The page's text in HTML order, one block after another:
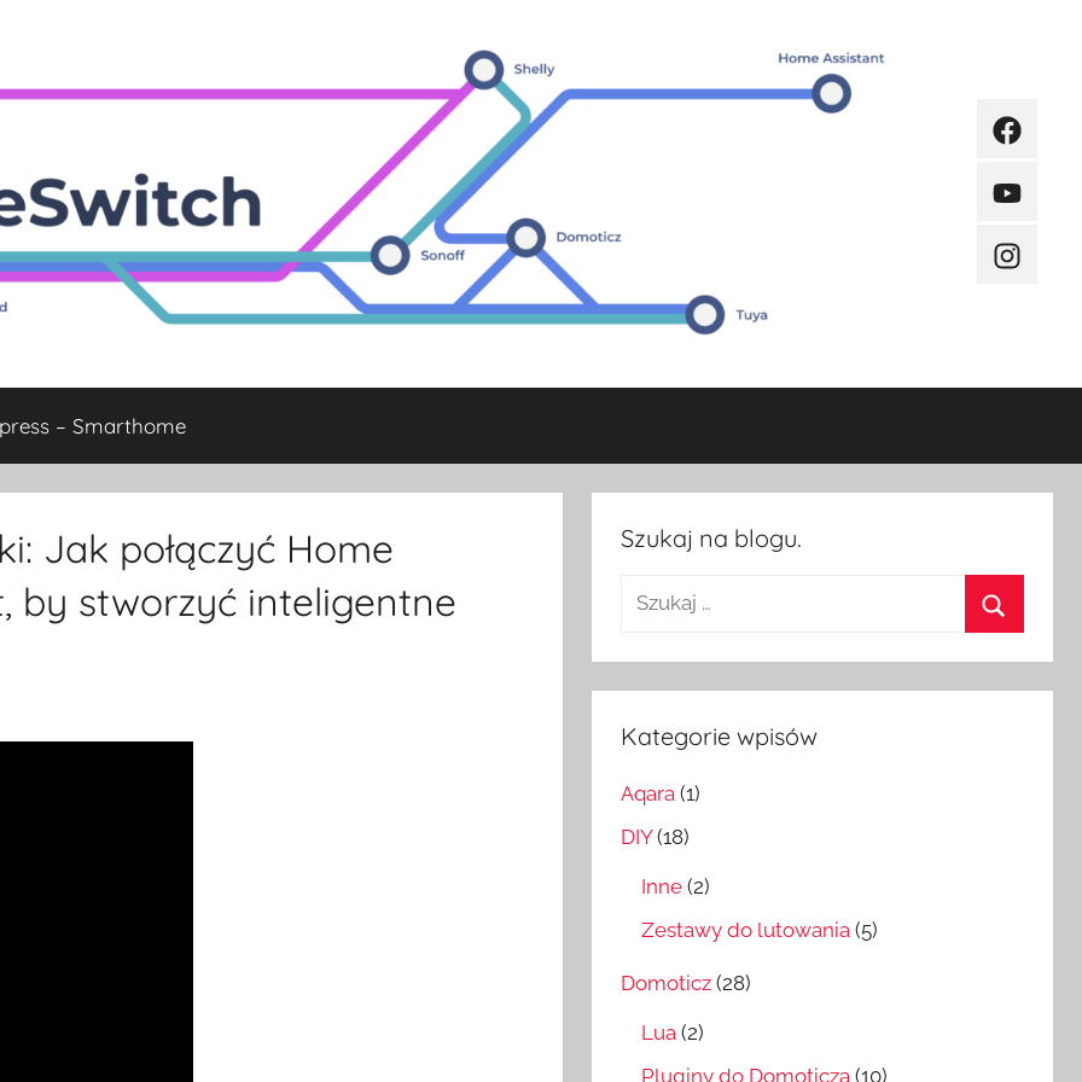
Facebook
Youtube
– Smarthome
Jak połączyć Home
by stworzyć inteligentne
Szukaj na blogu.
Szukaj:
Kategorie wpisów
Aqara (1)
DIY(18)
Inne (2)
Zestawy do lutowania (5)
Domoticz (28)
Lua (2)
Pluginy do Domoticza (10)